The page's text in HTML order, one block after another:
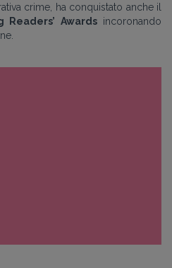
crime, ha conquistato anche il
Readers’ Awardsincoronando